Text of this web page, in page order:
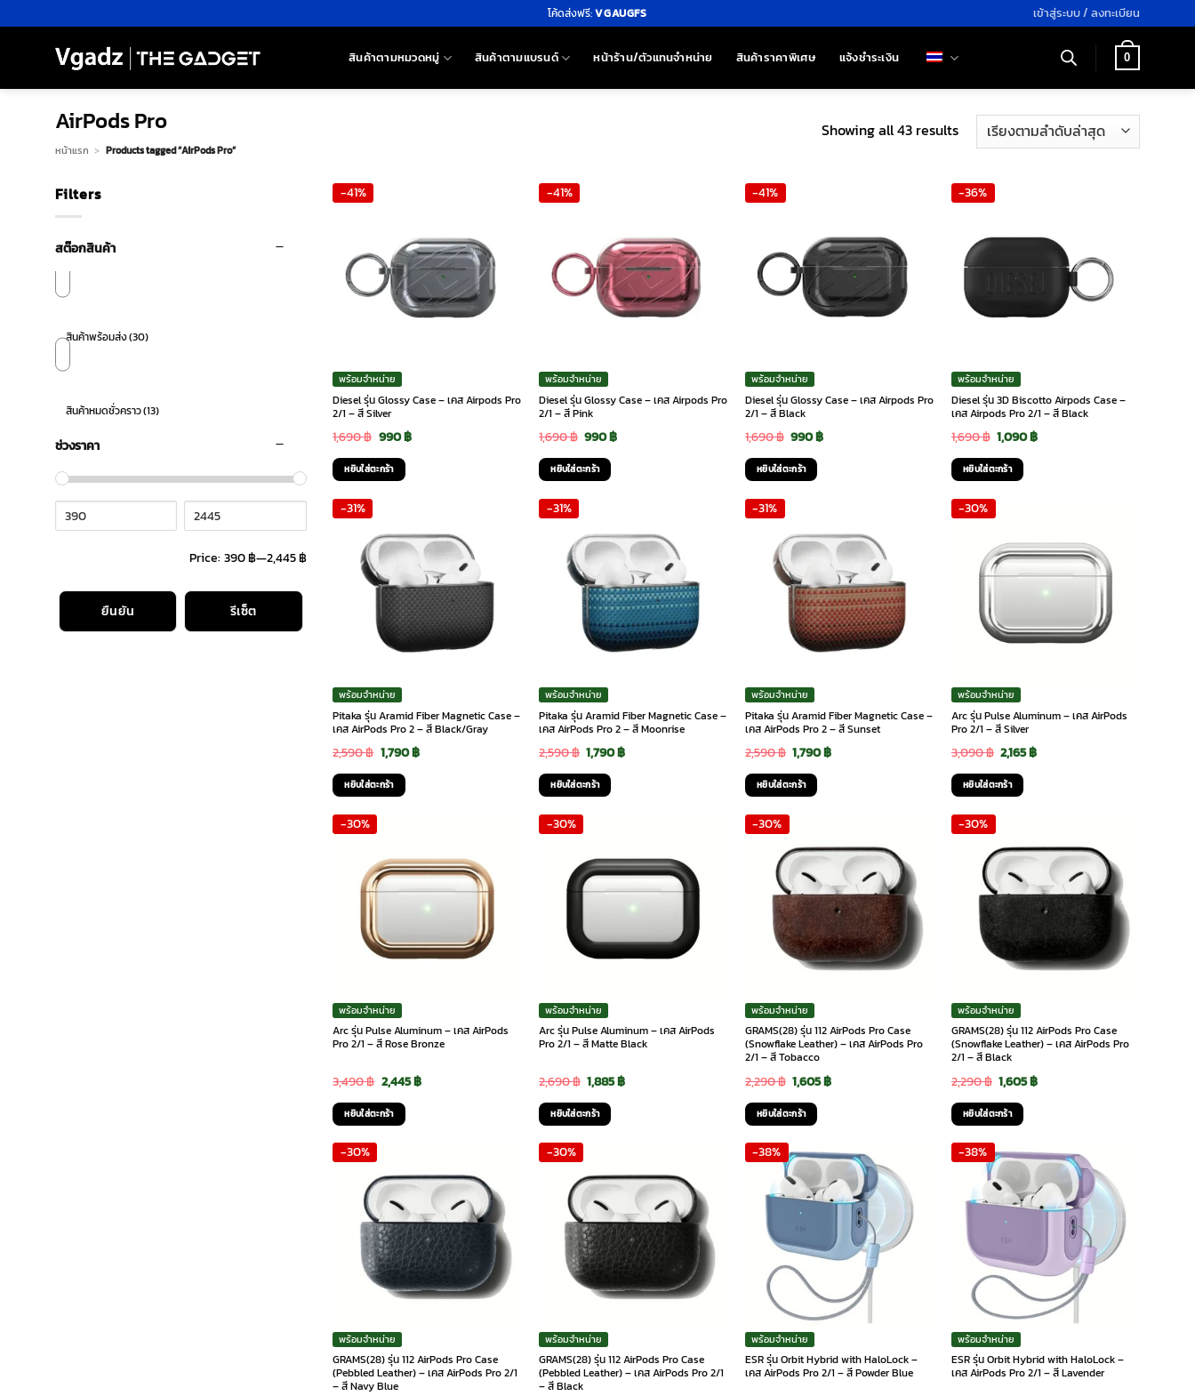
ไป
โค้ดส่งฟรี:VGAUGFS เข้าสู่ระบบ / ลงทะเบียน
สินค้าตามหมวดหมู่ สินค้าตามแบรนด์ หน้าร้าน/ตัวแทนจำหน่าย สินค้าราคาพิเศษ แจ้งชำระเงิน 0
AirPods Pro
หน้าแรก > Products tagged “AirPods Pro”
Showing all 43 resultsSorted
Filters
สต๊อกสินค้า
สินค้าพร้อมส่ง(30)
สินค้าหมดชั่วคราว(13)
ช่วงราคา
Price: 390 ฿—2,445 ฿
ยืนยัน รีเซ็ต
-41%
พร้อมจำหน่าย
Diesel รุ่น Glossy Case – เคส Airpods Pro
2/1 – สี Silver
1,690฿ Original
price
was:
990฿Current
หยิบใส่ตะกร้า
-41%
พร้อมจำหน่าย
Diesel รุ่น Glossy Case – เคส Airpods Pro
2/1 – สี Pink
1,690฿ Original
price
was:
990฿Current
หยิบใส่ตะกร้า
-41%
พร้อมจำหน่าย
Diesel รุ่น Glossy Case – เคส Airpods Pro
2/1 – สี Black
1,690฿ Original
price
was:
990฿Current
หยิบใส่ตะกร้า
-36%
พร้อมจำหน่าย
Diesel รุ่น 3D Biscotto Airpods Case –
เคส Airpods Pro 2/1 – สี Black
1,690฿ Original
price
was:
1,090฿Current
หยิบใส่ตะกร้า
-31%
พร้อมจำหน่าย
Pitaka รุ่น Aramid Fiber Magnetic Case –
เคส AirPods Pro 2 – สี Black/Gray
2,590฿ Original
price
was:
1,790฿Current
หยิบใส่ตะกร้า
-31%
พร้อมจำหน่าย
Pitaka รุ่น Aramid Fiber Magnetic Case –
เคส AirPods Pro 2 – สี Moonrise
2,590฿ Original
price
was:
1,790฿Current
หยิบใส่ตะกร้า
-31%
พร้อมจำหน่าย
Pitaka รุ่น Aramid Fiber Magnetic Case –
เคส AirPods Pro 2 – สี Sunset
2,590฿ Original
price
was:
1,790฿Current
หยิบใส่ตะกร้า
-30%
พร้อมจำหน่าย
Arc รุ่น Pulse Aluminum – เคส AirPods
Pro 2/1 – สี Silver
3,090฿ Original
price
was:
2,165฿Current
หยิบใส่ตะกร้า
-30%
พร้อมจำหน่าย
Arc รุ่น Pulse Aluminum – เคส AirPods
Pro 2/1 – สี Rose Bronze
3,490฿ Original
price
was:
2,445฿Current
หยิบใส่ตะกร้า
-30%
พร้อมจำหน่าย
Arc รุ่น Pulse Aluminum – เคส AirPods
Pro 2/1 – สี Matte Black
2,690฿ Original
price
was:
1,885฿Current
หยิบใส่ตะกร้า
-30%
พร้อมจำหน่าย
GRAMS(28) รุ่น 112 AirPods Pro Case
(Snowflake Leather) – เคส AirPods Pro
2/1 – สี Tobacco
2,290฿ Original
price
was:
2,290 ฿.
1,605฿Current
1,605 ฿.
หยิบใส่ตะกร้า
-30%
พร้อมจำหน่าย
GRAMS(28) รุ่น 112 AirPods Pro Case
(Snowflake Leather) – เคส AirPods Pro
2/1 – สี Black
2,290฿ Original
price
was:
2,290 ฿.
1,605฿Current
1,605 ฿.
หยิบใส่ตะกร้า
-30%
พร้อมจำหน่าย
GRAMS(28) รุ่น 112 AirPods Pro Case
(Pebbled Leather) – เคส AirPods Pro 2/1
– สี Navy Blue
-30%
พร้อมจำหน่าย
GRAMS(28) รุ่น 112 AirPods Pro Case
(Pebbled Leather) – เคส AirPods Pro 2/1
– สี Black
-38%
พร้อมจำหน่าย
ESR รุ่น Orbit Hybrid with HaloLock –
เคส AirPods Pro 2/1 – สี Powder Blue
-38%
พร้อมจำหน่าย
ESR รุ่น Orbit Hybrid with HaloLock –
เคส AirPods Pro 2/1 – สี Lavender